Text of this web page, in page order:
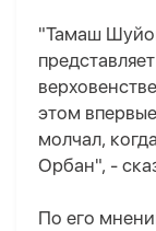
"Тамаш
этом
молчал,
Орбан", -
По его